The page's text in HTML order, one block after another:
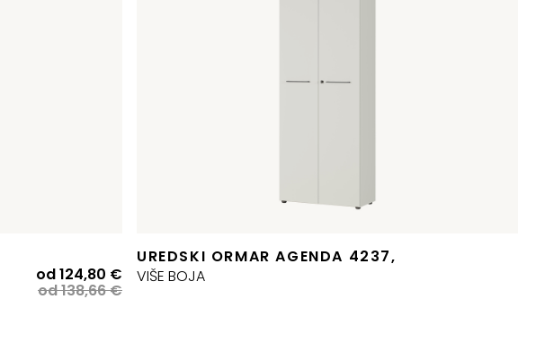
od138,66€
Izvorna
cijena
od124,80 €Trenutna
cijena
UREDSKI ORMAR AGENDA 4237,
VIŠE BOJA